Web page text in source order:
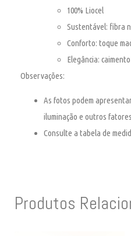
100% Liocel
Sustentável: fibra
Conforto: toque
Elegância:
Observações:
As fotos podem
iluminação e outros
Consulte a tabela de
Produtos